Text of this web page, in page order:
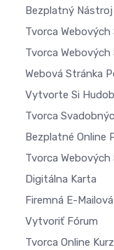
Bezplatný
Tvorca
Tvorca
Webová Stránka
Vytvorte Si
Tvorca
Bezplatné Online
Tvorca
Digitálna Karta
Firemná E-
Vytvoriť Fórum
Tvorca Online